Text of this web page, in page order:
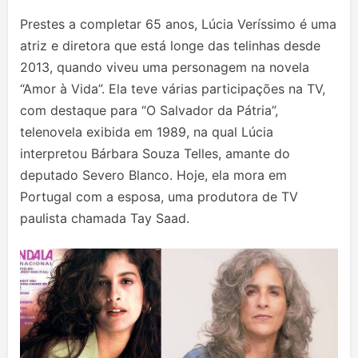
Prestes a completar 65 anos, Lúcia Veríssimo é uma
atriz e diretora que está longe das telinhas desde
2013, quando viveu uma personagem na novela
“Amor à Vida”. Ela teve várias participações na TV,
com destaque para “O Salvador da Pátria”,
telenovela exibida em 1989, na qual Lúcia
interpretou Bárbara Souza Telles, amante do
deputado Severo Blanco. Hoje, ela mora em
Portugal com a esposa, uma produtora de TV
paulista chamada Tay Saad.